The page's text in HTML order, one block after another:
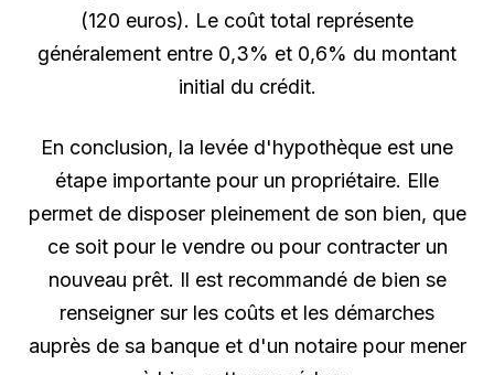
(120 euros). Le coût total représente
généralement entre 0,3% et 0,6% du montant
initial du crédit.
En conclusion, la levée d'hypothèque est une
étape importante pour un propriétaire. Elle
permet de disposer pleinement de son bien, que
ce soit pour le vendre ou pour contracter un
nouveau prêt. Il est recommandé de bien se
renseigner sur les coûts et les démarches
auprès de sa banque et d'un notaire pour mener